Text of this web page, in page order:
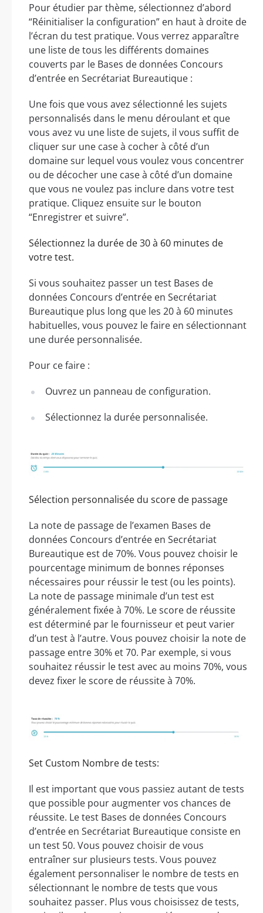
Pour étudier par thème, sélectionnez d’abord
“Réinitialiser la configuration” en haut à droite de
l’écran du test pratique. Vous verrez apparaître
une liste de tous les différents domaines
couverts par le Bases de données Concours
d’entrée en Secrétariat Bureautique :
Une fois que vous avez sélectionné les sujets
personnalisés dans le menu déroulant et que
vous avez vu une liste de sujets, il vous suffit de
cliquer sur une case à cocher à côté d’un
domaine sur lequel vous voulez vous concentrer
ou de décocher une case à côté d’un domaine
que vous ne voulez pas inclure dans votre test
pratique. Cliquez ensuite sur le bouton
“Enregistrer et suivre”.
Sélectionnez la durée de 30 à 60 minutes de
votre test.
Si vous souhaitez passer un test Bases de
données Concours d’entrée en Secrétariat
Bureautique plus long que les 20 à 60 minutes
habituelles, vous pouvez le faire en sélectionnant
une durée personnalisée.
Pour ce faire :
Ouvrez un panneau de configuration.
Sélectionnez la durée personnalisée.
Sélection personnalisée du score de passage
La note de passage de l’examen Bases de
données Concours d’entrée en Secrétariat
Bureautique est de 70%. Vous pouvez choisir le
pourcentage minimum de bonnes réponses
nécessaires pour réussir le test (ou les points).
La note de passage minimale d’un test est
généralement fixée à 70%. Le score de réussite
est déterminé par le fournisseur et peut varier
d’un test à l’autre. Vous pouvez choisir la note de
passage entre 30% et 70. Par exemple, si vous
souhaitez réussir le test avec au moins 70%, vous
devez fixer le score de réussite à 70%.
Set Custom Nombre de tests:
Il est important que vous passiez autant de tests
que possible pour augmenter vos chances de
réussite. Le test Bases de données Concours
d’entrée en Secrétariat Bureautique consiste en
un test 50. Vous pouvez choisir de vous
entraîner sur plusieurs tests. Vous pouvez
également personnaliser le nombre de tests en
sélectionnant le nombre de tests que vous
souhaitez passer. Plus vous choisissez de tests,